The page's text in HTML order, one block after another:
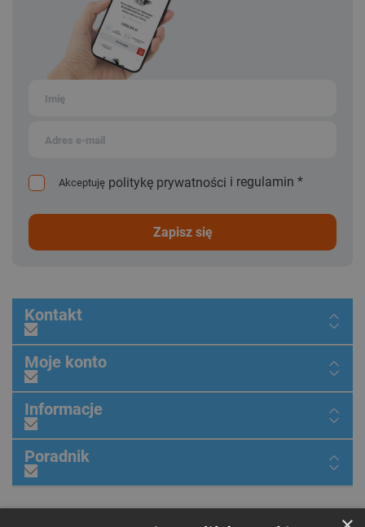
Akceptuję politykę prywatności i regulamin *
zapisz się
Kontakt
Moje konto
Informacje
Poradnik